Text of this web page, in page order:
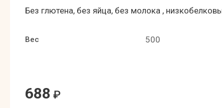
Без глютена, без яйца, без молока ,
Вес 500
688 ₽